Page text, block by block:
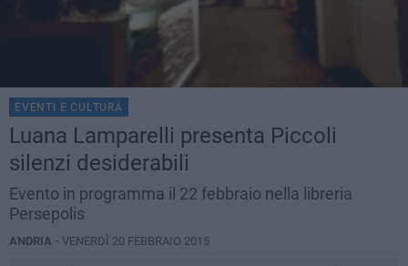
EVENTI E CULTURA
​Luana Lamparelli presenta Piccoli
silenzi desiderabili
Evento in programma il 22 febbraio nella libreria
Persepolis
ANDRIA - VENERDÌ 20 FEBBRAIO 2015